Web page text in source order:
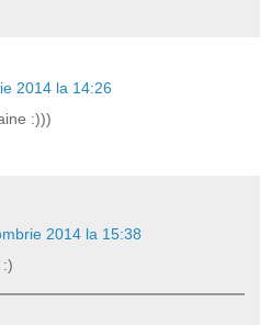
2014 la 14:26
:)))
2014 la 15:38